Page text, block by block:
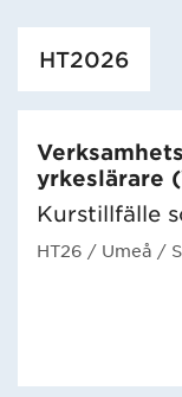
HT2026
yrkeslärare
Kurstillfälle
HT26 / Umeå /